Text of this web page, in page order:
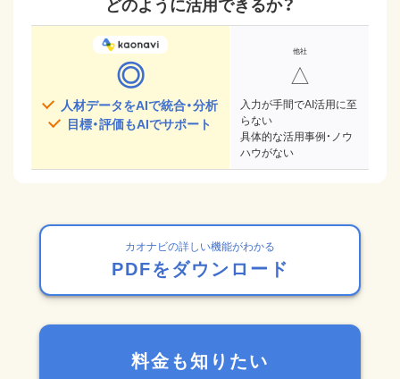
◎
人材データをAIで統合・分析
目標・評価もAIでサポート
△
入力が手間でAI活用に至
らない
具体的な活用事例・ノウ
ハウがない
カオナビの詳しい機能がわかる
PDFをダウンロード
料金も知りたい